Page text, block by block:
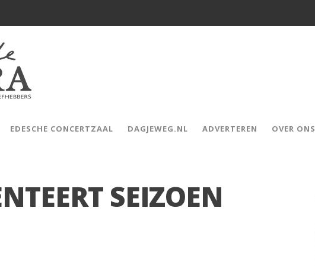
EDESCHE CONCERTZAAL DAGJEWEG.NL ADVERTEREN OVER ONS
SEIZOEN